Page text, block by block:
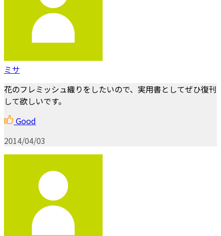
ミサ
花のフレミッシュ織りをしたいので、実用書としてぜひ復刊
して欲しいです。
Good
2014/04/03